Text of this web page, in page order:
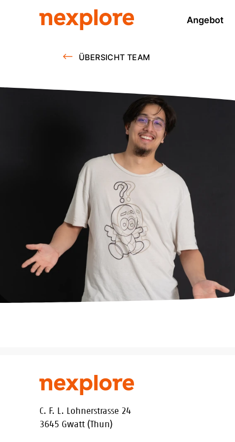
Angebot
ÜBERSICHT TEAM
C. F. L. Lohnerstrasse 24
3645 Gwatt (Thun)